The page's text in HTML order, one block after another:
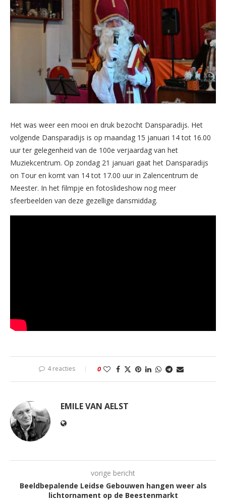
Het was weer een mooi en druk bezocht Dansparadijs. Het
volgende Dansparadijs is op maandag 15 januari 14 tot 16.00
uur ter gelegenheid van de 100e verjaardag van het
Muziekcentrum. Op zondag 21 januari gaat het Dansparadijs
on Tour en komt van 14 tot 17.00 uur in Zalencentrum de
Meester. In het filmpje en fotoslideshow nog meer
sfeerbeelden van deze gezellige dansmiddag.
4 reacties 0
EMILE VAN AELST
vorige bericht
Beeldbepalende Leidse Gebouwen hangen weer als
lichtornament op de Beestenmarkt